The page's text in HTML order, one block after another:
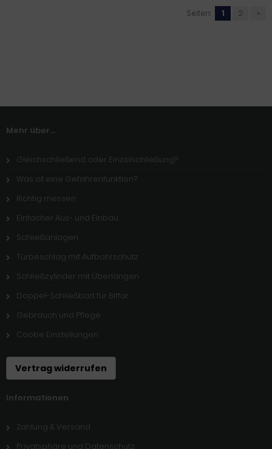
Seiten: 1 2 »
Mehr über...
Gleichschließend oder Einzelschließung?
Was ist eine Gefahrenfunktion?
Richtig messen
Einfacher Aus- und Einbau
Schließanlagen
Türbeschlag mit Aufbohrschutz
Schließzylinder mit Überlängen
Doppel-Schließbart für Biffar
Gebrauch und Pflege
Cookie Einstellungen
Vertrag widerrufen
Informationen
Zahlung & Versand
Privatsphäre und Datenschutz